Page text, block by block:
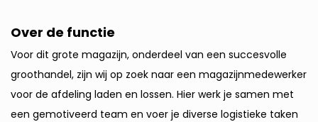
Over de functie
Voor dit grote magazijn, onderdeel van een succesvolle
groothandel, zijn wij op zoek naar een magazijnmedewerker
voor de afdeling laden en lossen. Hier werk je samen met
een gemotiveerd team en voer je diverse logistieke taken